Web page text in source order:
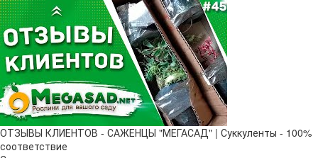
ОТЗЫВЫ КЛИЕНТОВ - САЖЕНЦЫ "МЕГАСАД" | Суккуленты - 100%
соответствие